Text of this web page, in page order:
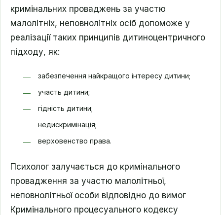
кримінальних проваджень за участю
малолітніх, неповнолітніх осіб допоможе у
реалізації таких принципів дитиноцентричного
підходу, як:
забезпечення найкращого інтересу дитини;
участь дитини;
гідність дитини;
недискримінація;
верховенство права.
Психолог залучається до кримінального
провадження за участю малолітньої,
неповнолітньої особи відповідно до вимог
Кримінального процесуального кодексу